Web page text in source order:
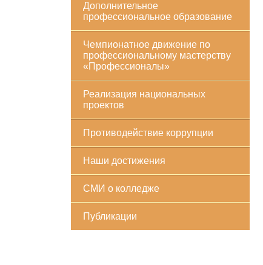
Дополнительное
профессиональное образование
Чемпионатное движение по
профессиональному мастерству
«Профессионалы»
Реализация национальных
проектов
Противодействие коррупции
Наши достижения
СМИ о колледже
Публикации